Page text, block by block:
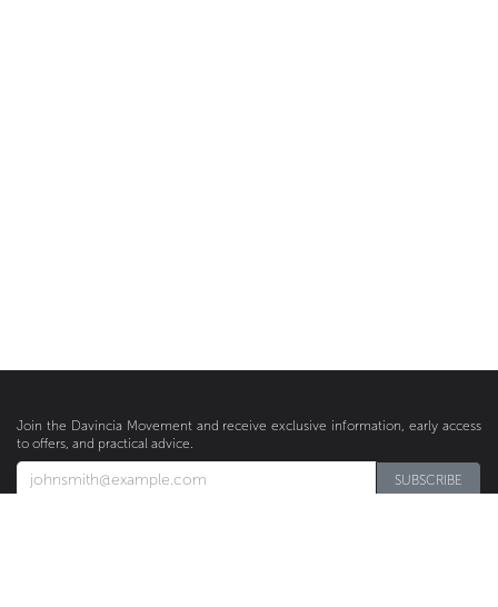
Join the Davincia Movement and receive exclusive information, early access
to offers, and practical advice.
SUBSCRIBE​​​​